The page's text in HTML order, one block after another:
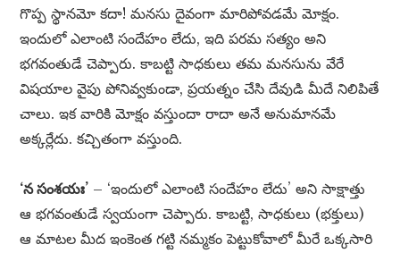
గొప్ప స్థానమో కదా! మనసు దైవంగా మారిపోవడమే మోక్షం.
ఇందులో ఎలాంటి సందేహం లేదు, ఇది పరమ సత్యం అని
భగవంతుడే చెప్పారు. కాబట్టి సాధకులు తమ మనసును వేరే
విషయాల వైపు పోనివ్వకుండా, ప్రయత్నం చేసి దేవుడి మీదే నిలిపితే
చాలు. ఇక వారికి మోక్షం వస్తుందా రాదా అనే అనుమానమే
అక్కర్లేదు. కచ్చితంగా వస్తుంది.
‘న సంశయః’ – ‘ఇందులో ఎలాంటి సందేహం లేదు’ అని సాక్షాత్తు
ఆ భగవంతుడే స్వయంగా చెప్పారు. కాబట్టి, సాధకులు (భక్తులు)
ఆ మాటల మీద ఇంకెంత గట్టి నమ్మకం పెట్టుకోవాలో మీరే ఒక్కసారి